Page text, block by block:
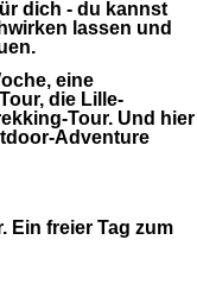
dich - du kannst
lassen und
eine
die Lille-
Tour. Und hier
Adventure
Ein freier Tag zum